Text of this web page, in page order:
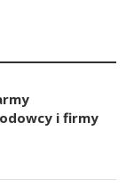
i firmy